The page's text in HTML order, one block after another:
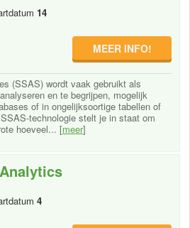
14
MEER INFO!
(SSAS) wordt vaak gebruikt als
en te begrijpen, mogelijk
of in ongelijksoortige tabellen of
technologie stelt je in staat om
hoeveel... [meer]
4